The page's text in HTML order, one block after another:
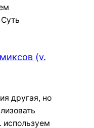
(v.
другая, но
используем